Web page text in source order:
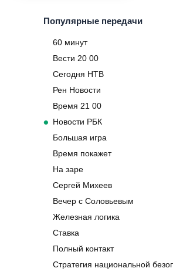
Популярные передачи
60 минут
Вести 20 00
Сегодня НТВ
Рен Новости
Время 21 00
Новости РБК
Большая игра
Время покажет
На заре
Сергей Михеев
Вечер с Соловьевым
Железная логика
Ставка
Полный контакт
Стратегия национальной